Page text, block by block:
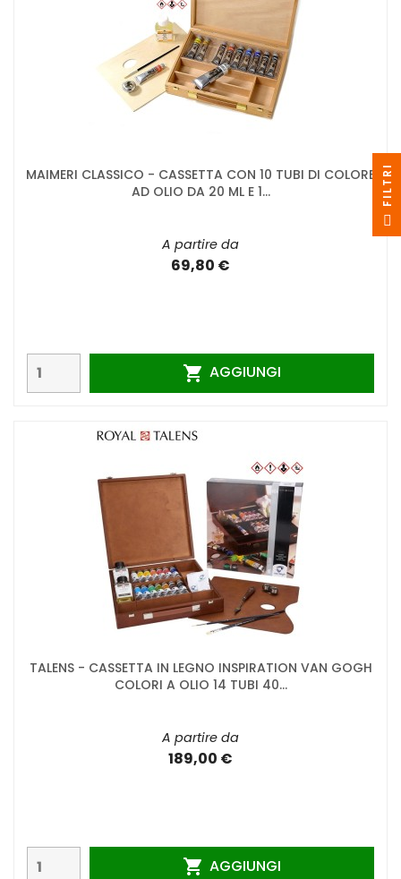
MAIMERI CLASSICO - CASSETTA CON 10 TUBI DI COLORE
AD OLIO DA 20 ML E 1...
A partire da
69,80 €
 AGGIUNGI
TALENS - CASSETTA IN LEGNO INSPIRATION VAN GOGH
COLORI A OLIO 14 TUBI 40...
A partire da
189,00 €
 AGGIUNGI
I